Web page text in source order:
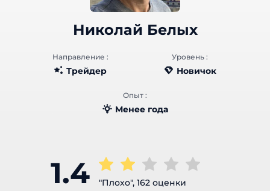
Николай Белых
Направление :
Трейдер
Уровень :
Новичок
Опыт :
Менее года
1.4 "Плохо", 162 оценки